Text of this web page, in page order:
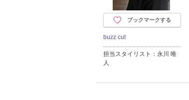
ブックマークする
buzz cut
担当スタイリスト：永川 唯
人